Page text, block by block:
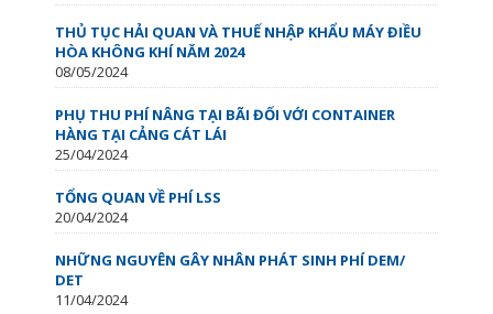
THỦ TỤC HẢI QUAN VÀ THUẾ NHẬP KHẨU MÁY ĐIỀU
HÒA KHÔNG KHÍ NĂM 2024
08/05/2024
PHỤ THU PHÍ NÂNG TẠI BÃI ĐỐI VỚI CONTAINER
HÀNG TẠI CẢNG CÁT LÁI
25/04/2024
TỔNG QUAN VỀ PHÍ LSS
20/04/2024
NHỮNG NGUYÊN GÂY NHÂN PHÁT SINH PHÍ DEM/
DET
11/04/2024